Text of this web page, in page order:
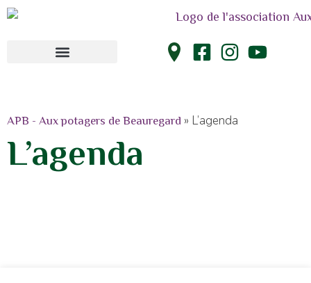
APB - Aux potagers de Beauregard » L’agenda
L’agenda